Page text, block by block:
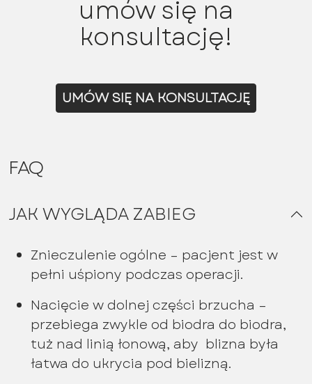
umów się na
konsultację!
UMÓW SIĘ NA KONSULTACJĘ
FAQ
JAK WYGLĄDA ZABIEG
Znieczulenie ogólne – pacjent jest w
pełni uśpiony podczas operacji.
Nacięcie w dolnej części brzucha –
przebiega zwykle od biodra do biodra,
tuż nad linią łonową, aby blizna była
łatwa do ukrycia pod bielizną.